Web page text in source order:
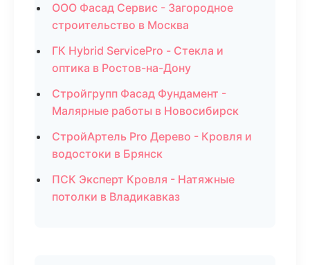
ООО Фасад Сервис - Загородное
строительство в Москва
ГК Hybrid ServicePro - Стекла и
оптика в Ростов-на-Дону
Стройгрупп Фасад Фундамент -
Малярные работы в Новосибирск
СтройАртель Pro Дерево - Кровля и
водостоки в Брянск
ПСК Эксперт Кровля - Натяжные
потолки в Владикавказ